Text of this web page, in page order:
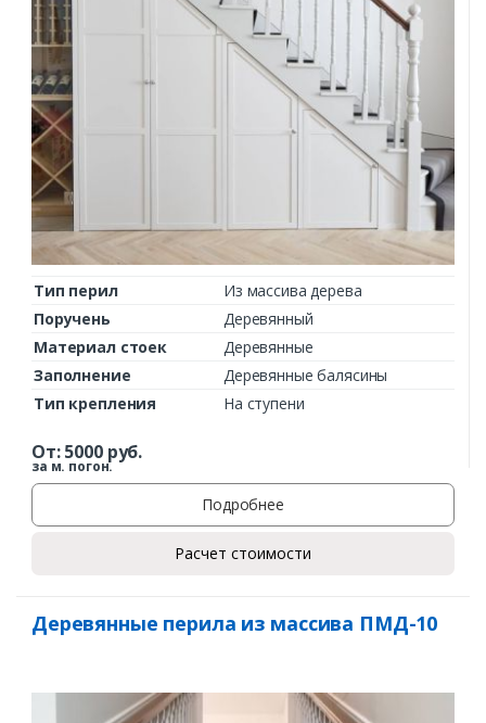
Заказать
Ваш телефон*
Тип перил
Из массива дерева
Поручень
Деревянный
Материал стоек
Деревянные
Заполнение
Деревянные балясины
Тип крепления
На ступени
От:5000руб.
за м. погон.
Подробнее
Расчет стоимости
Деревянные перила из массива ПМД-10